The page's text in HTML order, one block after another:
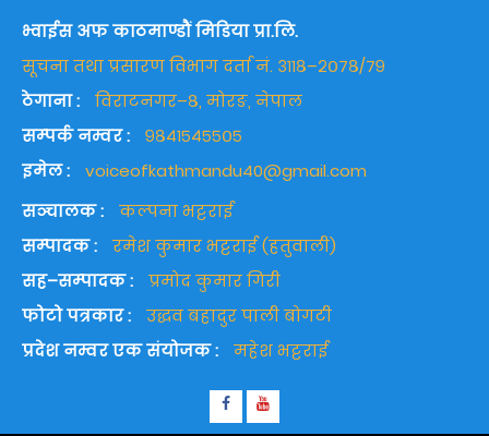
भ्वाईस अफ काठमाण्डौं मिडिया प्रा.लि.
सूचना तथा प्रसारण विभाग दर्ता नं. ३११८–२०७८/७९
ठेगाना :
विराटनगर–८, मोरङ, नेपाल
सम्पर्क नम्वर :
९८४१५४५५०५
इमेल :
voiceofkathmandu40@gmail.com
सञ्चालक :
कल्पना भट्टराई
सम्पादक :
रमेश कुमार भट्टराई (हतुवाली)
सह–सम्पादक :
प्रमोद कुमार गिरी
फोटो पत्रकार :
उद्धव बहादुर पाली बोगटी
प्रदेश नम्वर एक संयोजक :
महेश भट्टराई
Facebook
Youtube